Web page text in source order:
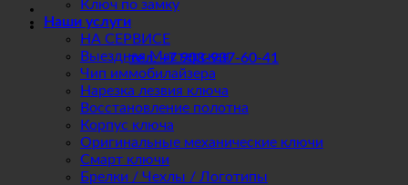
тел. +7 903-937-60-41
Ключ по замку
Наши услуги
НА СЕРВИСЕ
Выездная Мастерская
Чип иммобилайзера
Нарезка лезвия ключа
Восстановление полотна
Корпус ключа
Оригинальные механические ключи
Смарт ключи
Брелки / Чехлы / Логотипы